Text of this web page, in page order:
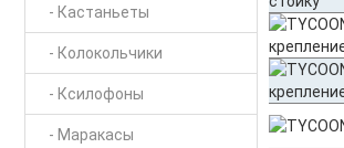
- Кастаньеты
- Колокольчики
- Ксилофоны
- Маракасы